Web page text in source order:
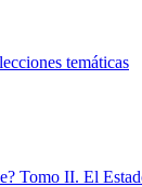
temáticas
Tomo II. El